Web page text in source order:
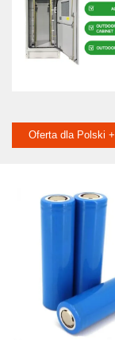
Oferta dla Polski +